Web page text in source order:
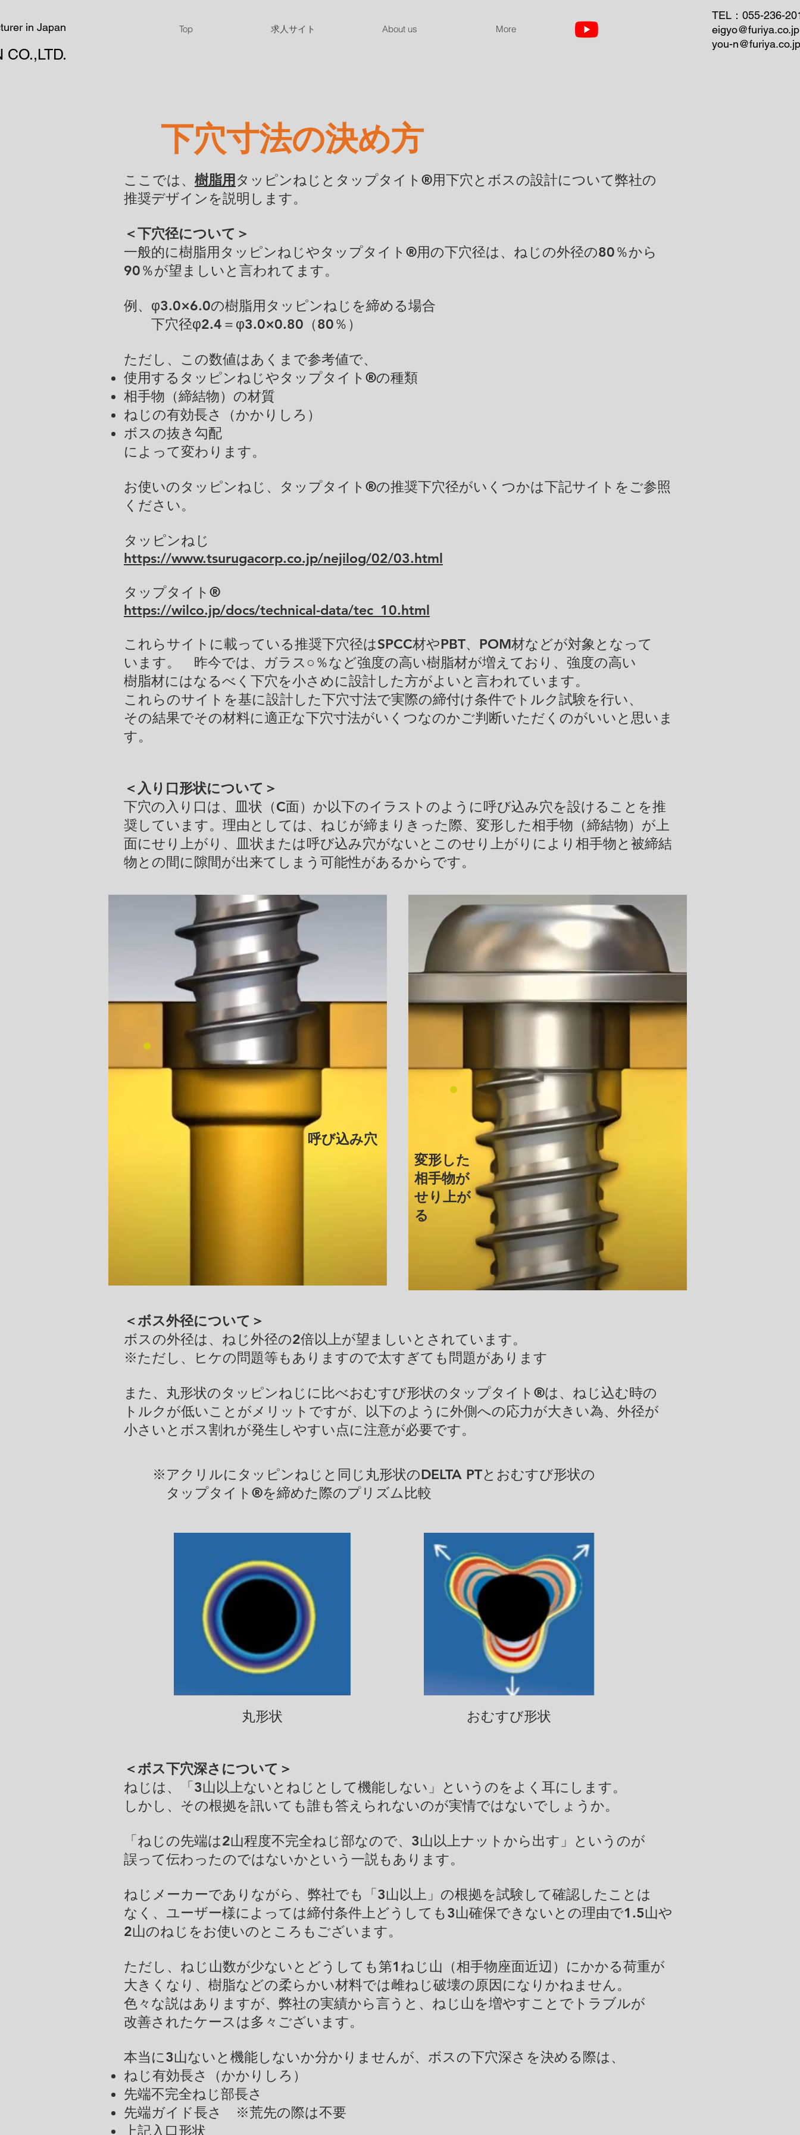
in Japan
CO.,LTD.
Top 求人サイト About us More
TEL：055-236-
eigyo@furiya.co.jp
you-n@furiya.co.jp
下穴寸法の決め方
​ここでは、 樹脂用 タッピンねじとタップタイト®用下穴とボスの設計について弊社の
推奨デザインを説明します。
＜下穴径について＞
一般的に樹脂用タッピンねじやタップタイト®用の下穴径は、ねじの外径の80％から
90％が望ましいと言われてます。
例、φ3.0×6.0の樹脂用タッピンねじを締める場合
下穴径φ2.4＝φ3.0×0.80（80％）
​ただし、この数値はあくまで参考値で、
使用するタッピンねじやタップタイト®の種類
相手物（締結物）の材質
ねじの有効長さ（かかりしろ）
ボスの抜き勾配
によって変わります。
お使いのタッピンねじ、タップタイト®の推奨下穴径がいくつかは下記サイトをご参照
ください。
タッピンねじ
https://www.tsurugacorp.co.jp/nejilog/02/03.html
タップタイト®
https://wilco.jp/docs/technical-data/tec_10.html
これらサイトに載っている推奨下穴径はSPCC材やPBT、POM材などが対象となって
います。 昨今では、ガラス○％など強度の高い樹脂材が増えており、強度の高い
樹脂材にはなるべく下穴を小さめに設計した方がよいと言われています。
これらのサイトを基に設計した下穴寸法で実際の締付け条件でトルク試験を行い、
その結果でその材料に適正な下穴寸法がいくつなのかご判断いただくのがいいと思いま
す。
＜入り口形状について＞
下穴の入り口は、皿状（C面）か以下のイラストのように呼び込み穴を設けることを推
奨しています。 理由としては、ねじが締まりきった際、変形した相手物（締結物）が上
面にせり上がり、皿状または呼び込み穴がないとこのせり上がりにより相手物と被締結
物との間に隙間が出来てしまう可能性があるからです。
呼び込み穴
​変形した
相手物が
せり上が
る
＜ボス外径について＞
​ボスの外径は、ねじ外径の2倍以上が望ましいとされています。
※ただし、ヒケの問題等もありますので太すぎても問題があります
​また、丸形状のタッピンねじに比べおむすび形状のタップタイト®は、ねじ込む時の
トルクが低いことがメリットですが、以下のように外側への応力が大きい為、外径が
小さいとボス割れ​が発生しやすい点に注意が必要です。
※アクリルにタッピンねじと同じ丸形状のDELTA PTとおむすび形状の
タップタイト ®を締めた際のプリズム比較
​丸形状 おむすび形状
＜ボス下穴深さについて＞
​ねじは、「3山以上ないとねじとして機能しない」というのをよく耳にします。
しかし、その根拠を訊いても誰も答えられないのが実情ではないでしょうか。
「ねじの先端は2山程度不完全ねじ部なので、3山以上ナットから出す」というのが
誤って伝わったのではないかという一説もあります。
ねじメーカーでありながら、弊社でも「3山以上」の根拠を試験して確認したことは
なく、ユーザー様によっては締付条件上どうしても3山確保できないとの理由で1.5山や
2山のねじをお使いのところもございます。
ただし、ねじ山数が少ないとどうしても第1ねじ山（相手物座面近辺）にかかる荷重が
​大きくなり、樹脂などの柔らかい材料では雌ねじ破壊の原因になりかねません。
色々な説はありますが、弊社の実績​から言うと、ねじ山を増やすことでトラブルが
改善されたケースは多々ございます。
​本当に3山ないと機能しないか分かりませんが、ボスの下穴深さを決める際は、
ねじ有効長さ（かかりしろ）
先端不完全ねじ部長さ
先端ガイド長さ ※荒先の際は不要
上記入口形状